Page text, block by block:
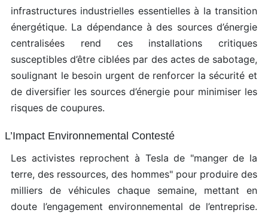
infrastructures industrielles essentielles à la transition
énergétique. La dépendance à des sources d’énergie
centralisées rend ces installations critiques
susceptibles d’être ciblées par des actes de sabotage,
soulignant le besoin urgent de renforcer la sécurité et
de diversifier les sources d’énergie pour minimiser les
risques de coupures.
L’Impact Environnemental Contesté
Les activistes reprochent à Tesla de "manger de la
terre, des ressources, des hommes" pour produire des
milliers de véhicules chaque semaine, mettant en
doute l’engagement environnemental de l’entreprise.